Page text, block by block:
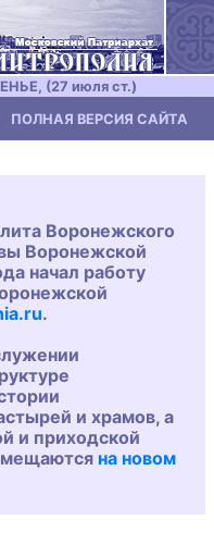
(27 июля ст.)
ПОЛНАЯ ВЕРСИЯ САЙТА
Воронежского
Воронежской
начал работу
.
и храмов, а
и приходской
на новом